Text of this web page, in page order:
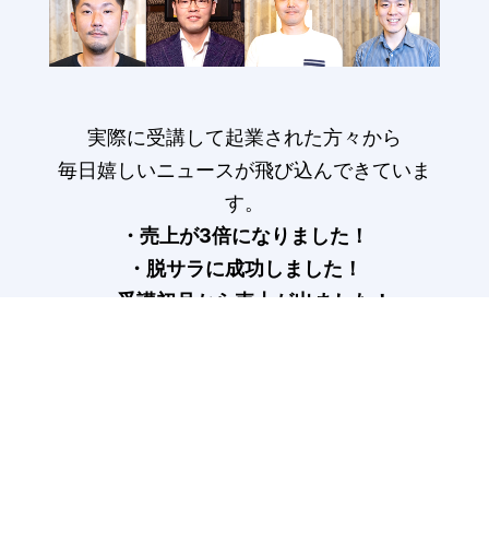
実際に受講して起業された方々から
毎日嬉しいニュースが飛び込んできていま
す。
・売上が3倍になりました！
・脱サラに成功しました！
・受講初月から売上が出ました！